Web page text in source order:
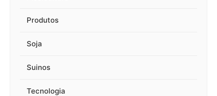
Produtos
Soja
Suinos
Tecnologia